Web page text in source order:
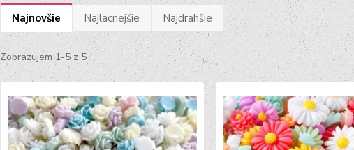
Najnovšie Najlacnejšie Najdrahšie
Zobrazujem 1-5 z 5